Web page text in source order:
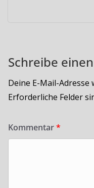
Schreibe
Deine E-Mail-
Erforderliche Felder
Kommentar*